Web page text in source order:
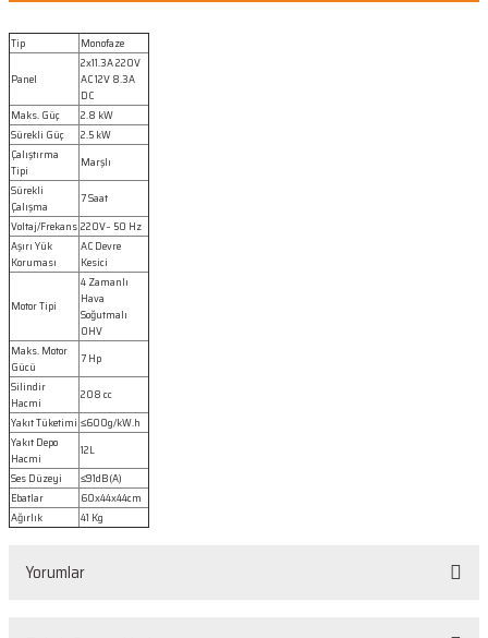
Tip Monofaze
Panel
2x11.3A 220V
AC 12V 8.3A
DC
Maks. Güç
2.8 kW
Sürekli Güç
2.5 kW
Çalıştırma
Tipi
Marşlı
Sürekli
Çalışma
7 Saat
Voltaj/Frekans220V~ 50 Hz
Aşırı Yük
Koruması
AC Devre
Kesici
Motor Tipi
4 Zamanlı
Hava
Soğutmalı
OHV
Maks. Motor
Gücü
7 Hp
Silindir
Hacmi
208 cc
Yakıt Tüketimi ≤600g/kW.h
Yakıt Depo
Hacmi
12L
Ses Düzeyi
≤91dB(A)
Ebatlar
60x44x44cm
Ağırlık
41 Kg
Yorumlar